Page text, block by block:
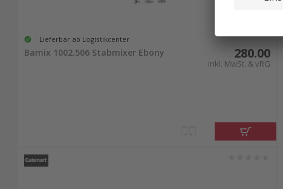
Lieferbar ab Logistikcenter
Bamix 1002.506 Stabmixer Ebony 280.00
inkl. MwSt. & vRG